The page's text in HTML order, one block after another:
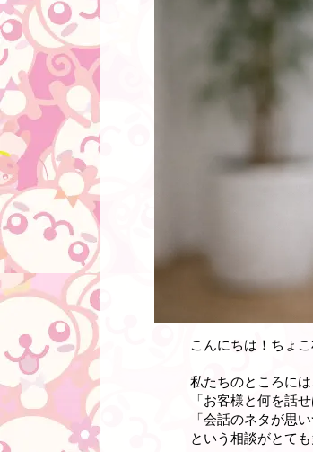
こんにちは！ちょ
私たちのところに
「お客様と何を話
「会話のネタが思
という相談がとて